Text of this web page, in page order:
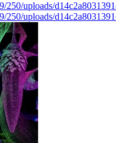
250/uploads/
250/uploads/